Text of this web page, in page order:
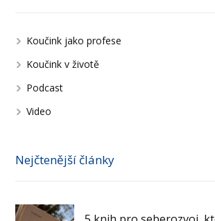
Koučink jako profese
Koučink v životě
Podcast
Video
Nejčtenější články